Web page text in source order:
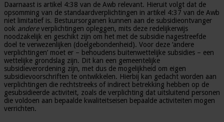
Daarnaast is artikel 4:38 van de Awb relevant. Hieruit volgt dat de
opsomming van de standaardverplichtingen in artikel 4:37 van de Awb
niet limitatief is. Bestuursorganen kunnen aan de subsidieontvanger
ook andereverplichtingen opleggen, mits deze redelijkerwijs
noodzakelijk en geschikt zijn om het met de subsidie nagestreefde
doel te verwezenlijken (doelgebondenheid). Voor deze ‘andere
verplichtingen’ moet er – behoudens buitenwettelijke subsidies – een
wettelijke grondslag zijn. Dit kan een gemeentelijke
subsidieverordening zijn, met dus de mogelijkheid om eigen
subsidievoorschriften te ontwikkelen. Hierbij kan gedacht worden aan
verplichtingen die rechtstreeks of indirect betrekking hebben op de
gesubsidieerde activiteit, zoals de verplichting dat uitsluitend personen
die voldoen aan bepaalde kwaliteitseisen bepaalde activiteiten mogen
verrichten.